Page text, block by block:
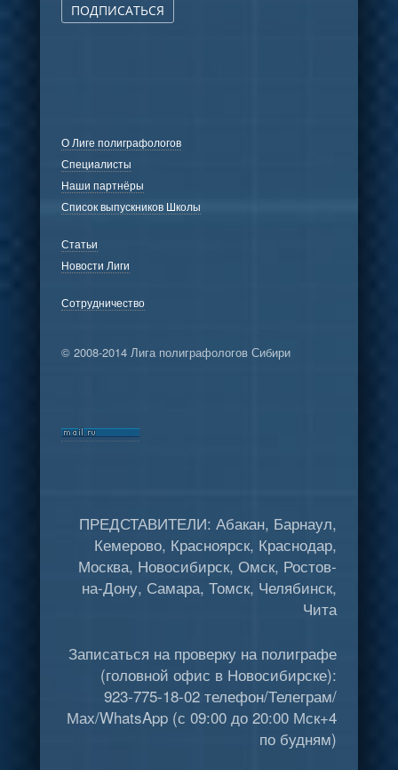
ПОДПИСАТЬСЯ
О Лиге полиграфологов
Специалисты
Наши партнёры
Список выпускников Школы
Статьи
Новости Лиги
Сотрудничество
© 2008-2014 Лига полиграфологов Сибири
ПРЕДСТАВИТЕЛИ: Абакан, Барнаул,
Кемерово, Красноярск, Краснодар,
Москва, Новосибирск, Омск, Ростов-
на-Дону, Самара, Томск, Челябинск,
Чита
Записаться на проверку на полиграфе
(головной офис в Новосибирске):
923-775-18-02 телефон/Телеграм/
Мах/WhatsApp (с 09:00 до 20:00 Мск+4
по будням)